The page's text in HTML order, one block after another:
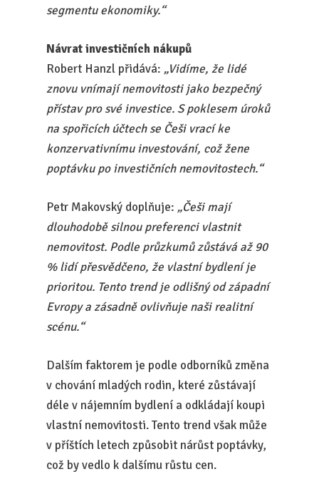
segmentu ekonomiky.“
Návrat investičních nákupů
Robert Hanzl přidává: „Vidíme, že lidé
znovu vnímají nemovitosti jako bezpečný
přístav pro své investice. S poklesem úroků
na spořicích účtech se Češi vrací ke
konzervativnímu investování, což žene
poptávku po investičních nemovitostech.“
Petr Makovský doplňuje: „Češi mají
dlouhodobě silnou preferenci vlastnit
nemovitost. Podle průzkumů zůstává až 90
% lidí přesvědčeno, že vlastní bydlení je
prioritou. Tento trend je odlišný od západní
Evropy a zásadně ovlivňuje naši realitní
scénu.“
Dalším faktorem je podle odborníků změna
v chování mladých rodin, které zůstávají
déle v nájemním bydlení a odkládají koupi
vlastní nemovitosti. Tento trend však může
v příštích letech způsobit nárůst poptávky,
což by vedlo k dalšímu růstu cen.